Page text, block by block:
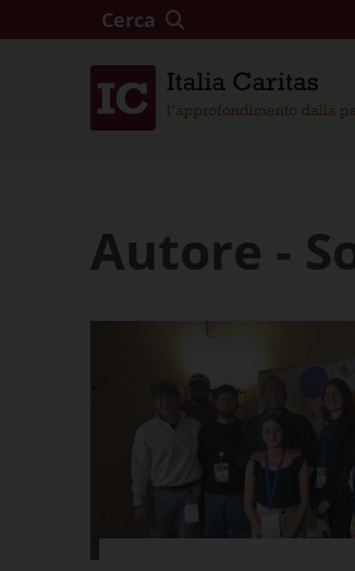
Cerca
Autore -